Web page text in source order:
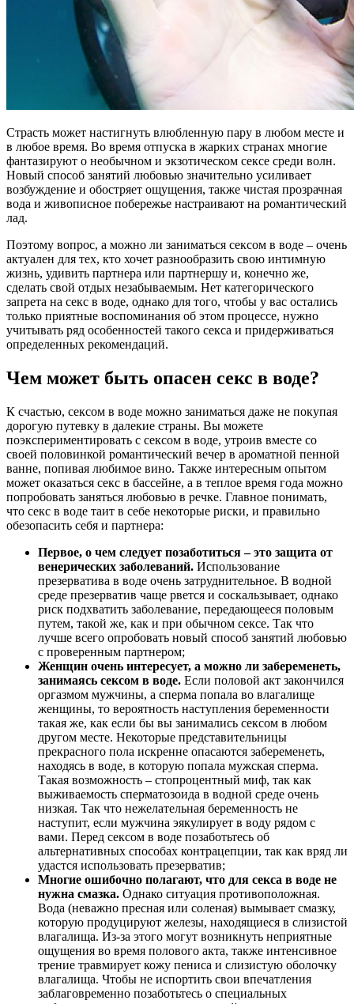
Страсть может настигнуть влюбленную пару в любом месте и
в любое время. Во время отпуска в жарких странах многие
фантазируют о необычном и экзотическом сексе среди волн.
Новый способ занятий любовью значительно усиливает
возбуждение и обостряет ощущения, также чистая прозрачная
вода и живописное побережье настраивают на романтический
лад.
Поэтому вопрос, а можно ли заниматься сексом в воде – очень
актуален для тех, кто хочет разнообразить свою интимную
жизнь, удивить партнера или партнершу и, конечно же,
сделать свой отдых незабываемым. Нет категорического
запрета на секс в воде, однако для того, чтобы у вас остались
только приятные воспоминания об этом процессе, нужно
учитывать ряд особенностей такого секса и придерживаться
определенных рекомендаций.
Чем может быть опасен секс в воде?
К счастью, сексом в воде можно заниматься даже не покупая
дорогую путевку в далекие страны. Вы можете
поэкспериментировать с сексом в воде, утроив вместе со
своей половинкой романтический вечер в ароматной пенной
ванне, попивая любимое вино. Также интересным опытом
может оказаться секс в бассейне, а в теплое время года можно
попробовать заняться любовью в речке. Главное понимать,
что секс в воде таит в себе некоторые риски, и правильно
обезопасить себя и партнера:
Первое, о чем следует позаботиться – это защита от
венерических заболеваний. Использование
презерватива в воде очень затруднительное. В водной
среде презерватив чаще рвется и соскальзывает, однако
риск подхватить заболевание, передающееся половым
путем, такой же, как и при обычном сексе. Так что
лучше всего опробовать новый способ занятий любовью
с проверенным партнером;
Женщин очень интересует, а можно ли забеременеть,
занимаясь сексом в воде. Если половой акт закончился
оргазмом мужчины, а сперма попала во влагалище
женщины, то вероятность наступления беременности
такая же, как если бы вы занимались сексом в любом
другом месте. Некоторые представительницы
прекрасного пола искренне опасаются забеременеть,
находясь в воде, в которую попала мужская сперма.
Такая возможность – стопроцентный миф, так как
выживаемость сперматозоида в водной среде очень
низкая. Так что нежелательная беременность не
наступит, если мужчина эякулирует в воду рядом с
вами. Перед сексом в воде позаботьтесь об
альтернативных способах контрацепции, так как вряд ли
удастся использовать презерватив;
Многие ошибочно полагают, что для секса в воде не
нужна смазка. Однако ситуация противоположная.
Вода (неважно пресная или соленая) вымывает смазку,
которую продуцируют железы, находящиеся в слизистой
влагалища. Из-за этого могут возникнуть неприятные
ощущения во время полового акта, также интенсивное
трение травмирует кожу пениса и слизистую оболочку
влагалища. Чтобы не испортить свои впечатления
заблаговременно позаботьтесь о специальных